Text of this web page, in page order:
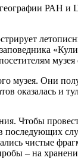
РАН
музея. Они
оказалась и
Чтобы
чистые
– на